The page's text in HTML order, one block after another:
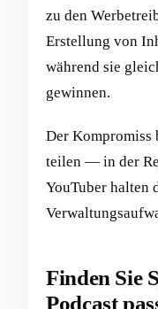
zu den
Erstellung von
während sie
gewinnen.
Der Kompromiss
teilen — in der
YouTuber halten
Finden Sie
Podcast